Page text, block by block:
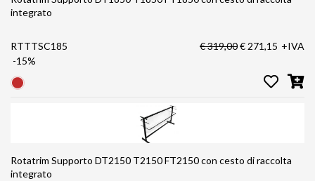
integrato
RTTTSC185
-15%
€ 319,00€ 271,15 +IVA
Rotatrim Supporto DT2150 T2150 FT2150 con cesto di raccolta
integrato